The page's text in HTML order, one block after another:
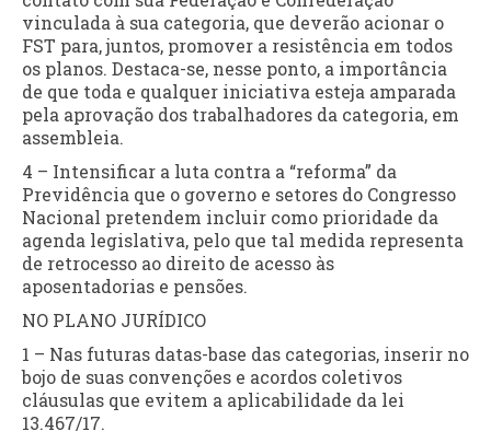
vinculada à sua categoria, que deverão acionar o
FST para, juntos, promover a resistência em todos
os planos. Destaca-se, nesse ponto, a importância
de que toda e qualquer iniciativa esteja amparada
pela aprovação dos trabalhadores da categoria, em
assembleia.
4 – Intensificar a luta contra a “reforma” da
Previdência que o governo e setores do Congresso
Nacional pretendem incluir como prioridade da
agenda legislativa, pelo que tal medida representa
de retrocesso ao direito de acesso às
aposentadorias e pensões.
NO PLANO JURÍDICO
1 – Nas futuras datas-base das categorias, inserir no
bojo de suas convenções e acordos coletivos
cláusulas que evitem a aplicabilidade da lei
13.467/17.